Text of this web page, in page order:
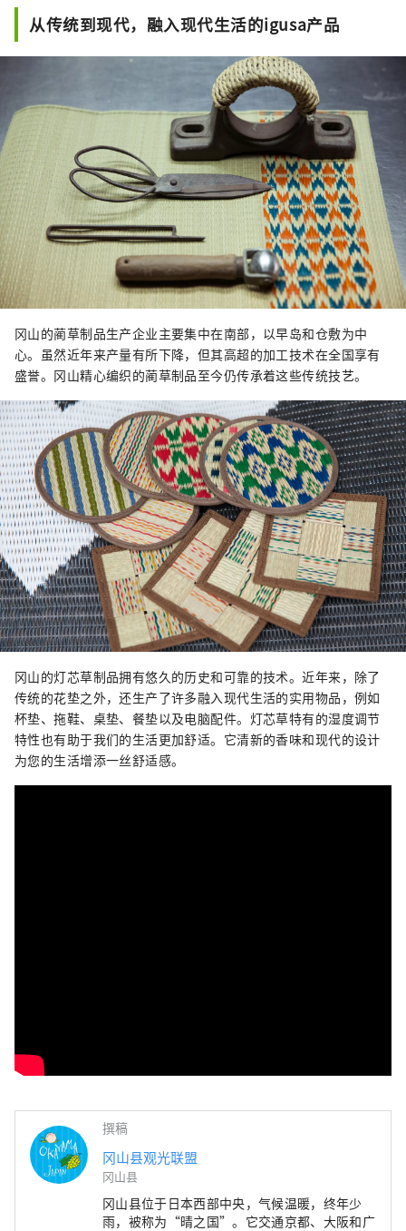
从传统到现代，融入现代生活的igusa产品
冈山的蔺草制品生产企业主要集中在南部，以早岛和仓敷为中
心。虽然近年来产量有所下降，但其高超的加工技术在全国享有
盛誉。冈山精心编织的蔺草制品至今仍传承着这些传统技艺。
冈山的灯芯草制品拥有悠久的历史和可靠的技术。近年来，除了
传统的花垫之外，还生产了许多融入现代生活的实用物品，例如
杯垫、拖鞋、桌垫、餐垫以及电脑配件。灯芯草特有的湿度调节
特性也有助于我们的生活更加舒适。它清新的香味和现代的设计
为您的生活增添一丝舒适感。
撰稿
冈山县观光联盟
冈山县
冈山县位于日本西部中央，气候温暖，终年少
雨，被称为“晴之国”。它交通京都、大阪和广